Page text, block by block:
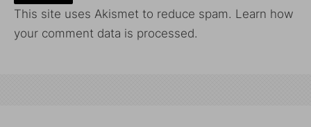
This site uses Akismet to reduce spam. Learn how
your comment data is processed.